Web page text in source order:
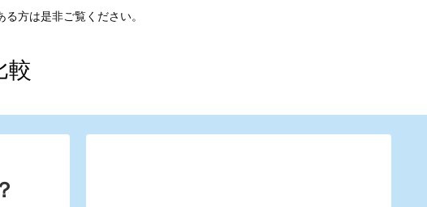
方は是非ご覧ください。
較